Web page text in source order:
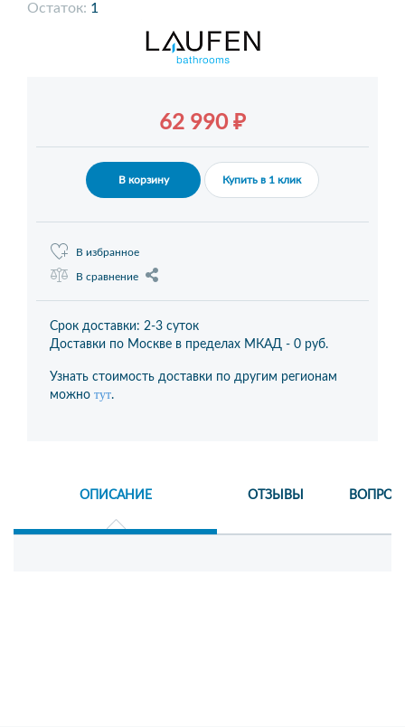
Остаток: 1
62 990 ₽
В корзину Купить в 1 клик
В избранное
В сравнение
Срок доставки: 2-3 суток
Доставки по Москве в пределах МКАД - 0 руб.
Узнать стоимость доставки по другим регионам
можно тут.
ОПИСАНИЕ ОТЗЫВЫ